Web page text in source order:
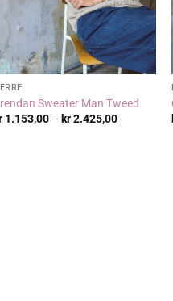
Sweater Man Tweed
1.153,00 – kr2.425,00